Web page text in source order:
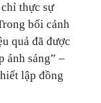
thực sự
bối cảnh
quả đã được
ánh sáng” –
lập đồng